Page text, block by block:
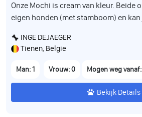
Onze Mochi is cream van kleur. Beide ouders zijn onze
eigen honden (met stamboom) en
geluiden en bewegingen van het
De puppy is volledig gezond, werd
dierenarts en is correct gevaccineerd
hem een warme, liefdevolle en
die hem een prachtig leven zal geven.
INGE DEJAEGER
Tienen, Belgie
Man: 1 Vrouw: 0 Mogen weg
Bekijk Details